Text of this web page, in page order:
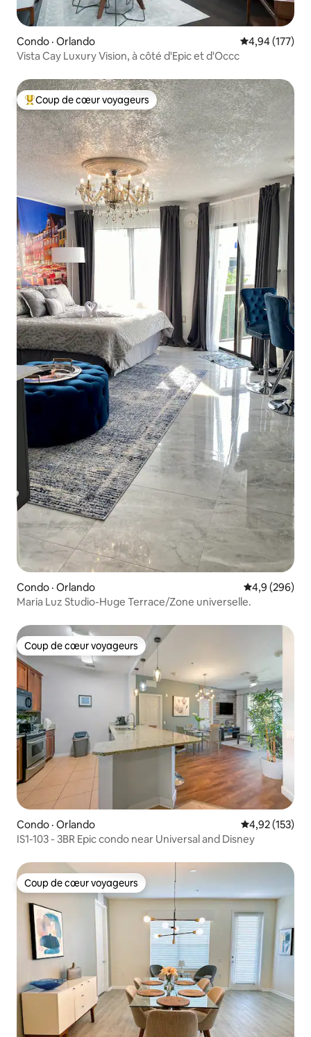
Condo · Orlando Note
4,94 (177)
Vista Cay Luxury Vision, à côté d'Epic et d'Occc
Coup de cœur voyageurs parmi les plus aimés
Coup de cœur voyageurs
Condo · Orlando Note
4,9 (296)
Maria Luz Studio-Huge Terrace/Zone universelle.
Coup de cœur voyageurs
Coup de cœur voyageurs
Condo · Orlando Note
4,92 (153)
IS1-103 - 3BR Epic condo near Universal and Disney
Coup de cœur voyageurs
Coup de cœur voyageurs